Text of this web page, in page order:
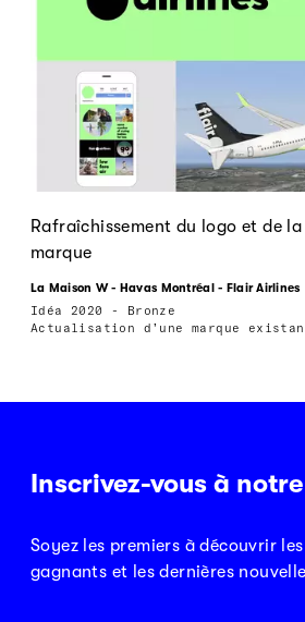
Rafraîchissement du logo et de
marque
La Maison W - Havas Montréal - Flair Airlines
Idéa 2020 - Bronze
Actualisation d’une marque
Inscrivez-vous à
Soyez les premiers à découvrir
gagnants et les dernières